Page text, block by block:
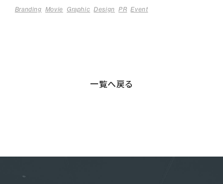
Branding Movie Graphic Design PR Event
一覧へ戻る